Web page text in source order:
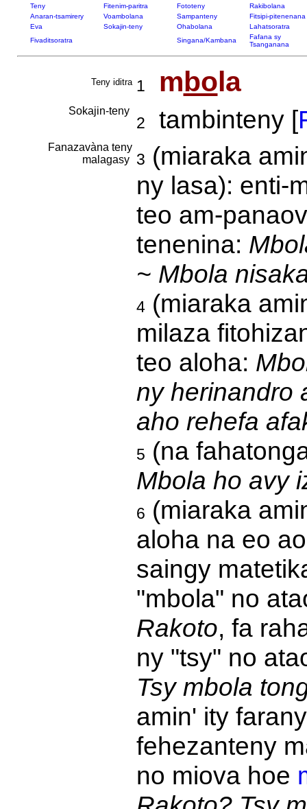
Teny Fitenim-paritra Fototeny
Rakibolana
Anaran-tsamirery
Voambolana Sampanteny
Fitsipi-pitenenana
Eva
Sokajin-teny Ohabolana
Lahatsoratra
Fivaditsoratra
Singana/Kambana
Fafana sy
Tsanganana
Teny iditra 1 mbola
Sokajin-teny
2 tambinteny [
Fanazavàna teny
malagasy
3 (miaraka
ny lasa): enti-
teo am-
tenenina:
~ Mbola
4(miaraka
milaza
teo aloha:
ny herinandro
aho rehefa
5 (na
Mbola ho avy
6 (miaraka
aloha na eo
saingy
"mbola" no
Rakoto, fa
ny "tsy" no
Tsy mbola
amin' ity
fehezanteny
no miova hoe